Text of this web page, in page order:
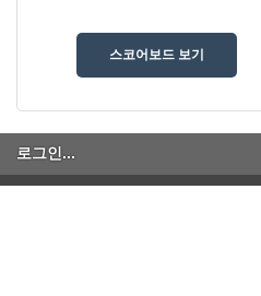
스코어보드 보기
로그인...